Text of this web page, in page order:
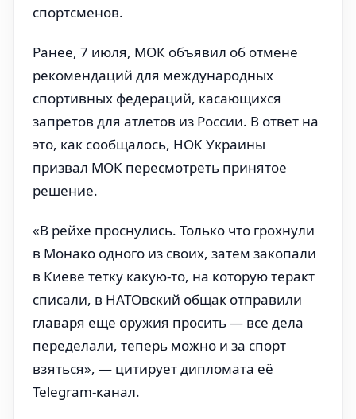
спортсменов.
Ранее, 7 июля, МОК объявил об отмене
рекомендаций для международных
спортивных федераций, касающихся
запретов для атлетов из России. В ответ на
это, как сообщалось, НОК Украины
призвал МОК пересмотреть принятое
решение.
«В рейхе проснулись. Только что грохнули
в Монако одного из своих, затем закопали
в Киеве тетку какую-то, на которую теракт
списали, в НАТОвский общак отправили
главаря еще оружия просить — все дела
переделали, теперь можно и за спорт
взяться», — цитирует дипломата её
Telegram-канал.